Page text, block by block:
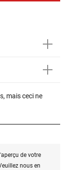
mais ceci ne
de votre
nous en